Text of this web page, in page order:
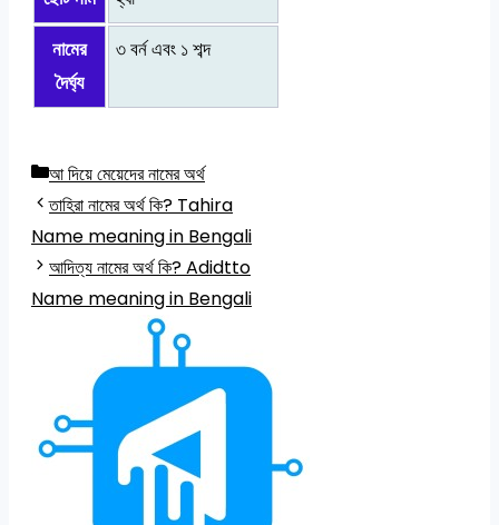
নামের
দৈর্ঘ্য
৩ বর্ন এবং ১ শব্দ
Categories
আ দিয়ে মেয়েদের নামের অর্থ
তাহিরা নামের অর্থ কি? Tahira
Name meaning in Bengali
আদিত্য নামের অর্থ কি? Adidtto
Name meaning in Bengali